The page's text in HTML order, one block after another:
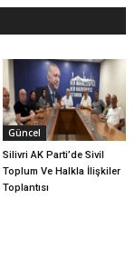
Güncel
Silivri AK Parti’de Sivil
Toplum Ve Halkla İlişkiler
Toplantısı